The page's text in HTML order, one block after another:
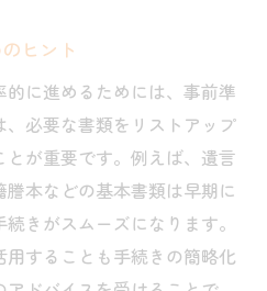
ヒント
に進めるためには、事前準
必要な書類をリストアップ
とが重要です。例えば、遺言
本などの基本書類は早期に
きがスムーズになります。
用することも手続きの簡略化